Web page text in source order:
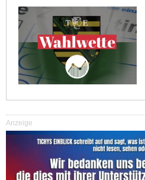
Anzeige